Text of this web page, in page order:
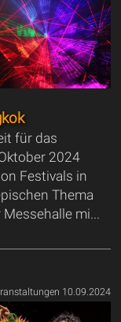
für das
2024
Festivals in
Thema
Messehalle mi...
10.09.2024